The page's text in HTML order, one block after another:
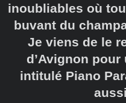
inoubliables où
buvant du
Je viens de le
d’Avignon
intitulé Piano